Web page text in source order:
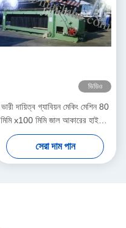
ভিডিও
ভারী দায়িত্ব গ্যাবিয়ন মেকিং মেশিন 80
মিমি x100 মিমি জাল আকারের হাইওয়ে
গার্ড
সেরা দাম পান